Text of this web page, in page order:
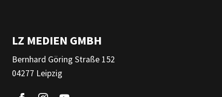
LZ MEDIEN GMBH
Bernhard Göring Straße 152
04277 Leipzig